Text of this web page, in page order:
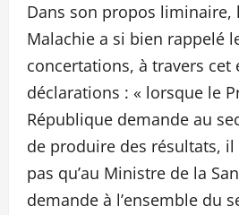
Dans son propos liminaire,
Malachie a si bien rappelé
concertations, à travers cet
déclarations : « lorsque le
République demande au
de produire des résultats,
pas qu’au Ministre de la
demande à l’ensemble du